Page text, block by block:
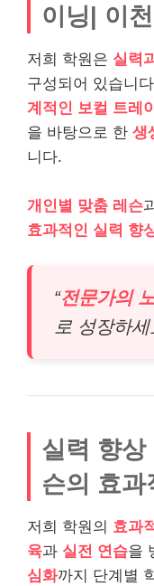
이닝| 이
저희 학원은 실력
구성되어 있습니
계적인 보컬 트레
을 바탕으로 한 생
니다.
개인별 맞춤 레슨
효과적인 실력 향
“전문가의
로 성장하세
실력 향상
슨의 효과
저희 학원의 효과
육과 실전 연습을
심화까지 단계별